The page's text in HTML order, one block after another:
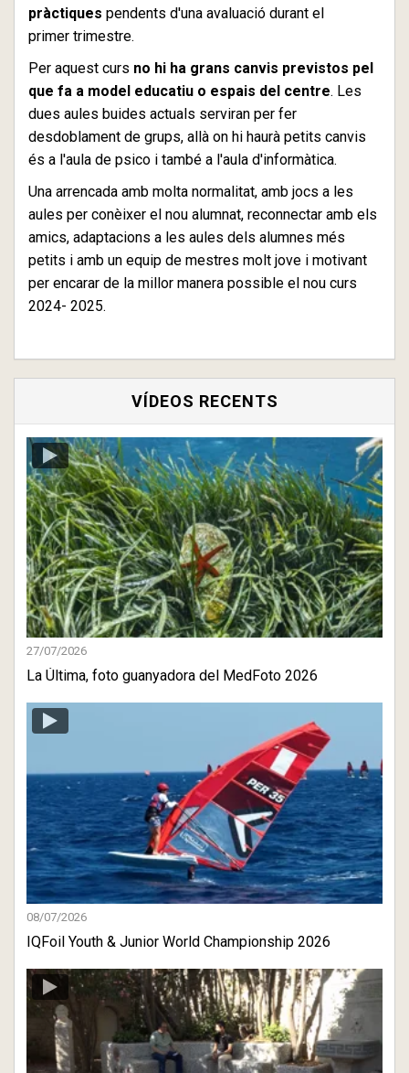
pràctiques pendents d'una avaluació durant el
primer trimestre.
Per aquest curs no hi ha grans canvis previstos pel
que fa a model educatiu o espais del centre. Les
dues aules buides actuals serviran per fer
desdoblament de grups, allà on hi haurà petits canvis
és a l'aula de psico i també a l'aula d'informàtica.
Una arrencada amb molta normalitat, amb jocs a les
aules per conèixer el nou alumnat, reconnectar amb els
amics, adaptacions a les aules dels alumnes més
petits i amb un equip de mestres molt jove i motivant
per encarar de la millor manera possible el nou curs
2024- 2025.
VÍDEOS RECENTS
27/07/2026
La Última, foto guanyadora del MedFoto 2026
08/07/2026
IQFoil Youth & Junior World Championship 2026